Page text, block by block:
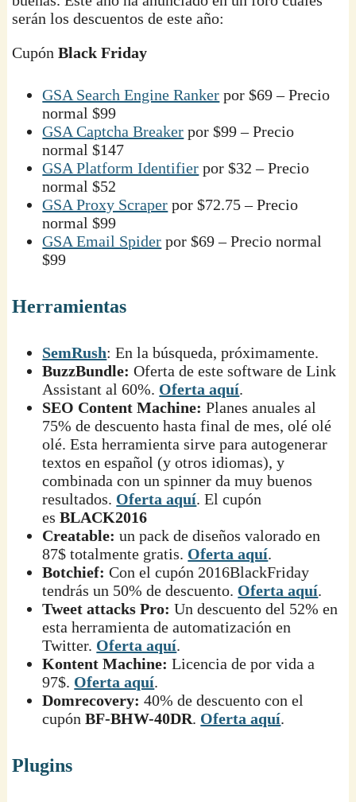
serán los descuentos de este año:
CupónBlack Friday
GSA Search Engine Ranker por $69 – Precio
normal $99
GSA Captcha Breaker por $99 – Precio
normal $147
GSA Platform Identifier por $32 – Precio
normal $52
GSA Proxy Scraper por $72.75 – Precio
normal $99
GSA Email Spider por $69 – Precio normal
$99
Herramientas
SemRush: En la búsqueda, próximamente.
BuzzBundle: Oferta de este software de Link
Assistant al 60%. Oferta aquí.
SEO Content Machine: Planes anuales al
75% de descuento hasta final de mes, olé olé
olé. Esta herramienta sirve para autogenerar
textos en español (y otros idiomas), y
combinada con un spinner da muy buenos
resultados. Oferta aquí. El cupón
esBLACK2016
Creatable: un pack de diseños valorado en
87$ totalmente gratis. Oferta aquí.
Botchief: Con el cupón 2016BlackFriday
tendrás un 50% de descuento. Oferta aquí.
Tweet attacks Pro: Un descuento del 52% en
esta herramienta de automatización en
Twitter. Oferta aquí.
Kontent Machine:Licencia de por vida a
97$. Oferta aquí.
Domrecovery: 40% de descuento con el
cupónBF-BHW-40DR. Oferta aquí.
Plugins